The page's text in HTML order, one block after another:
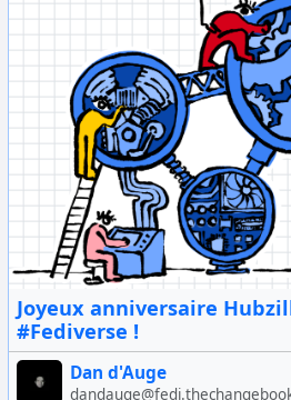
Joyeux anniversaire
#Fediverse !
Dan d'Auge